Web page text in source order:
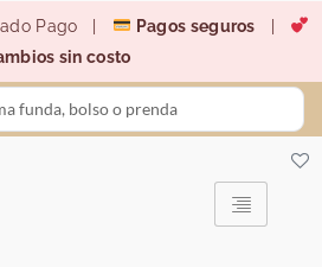
Pago | Pagos seguros
sin costo